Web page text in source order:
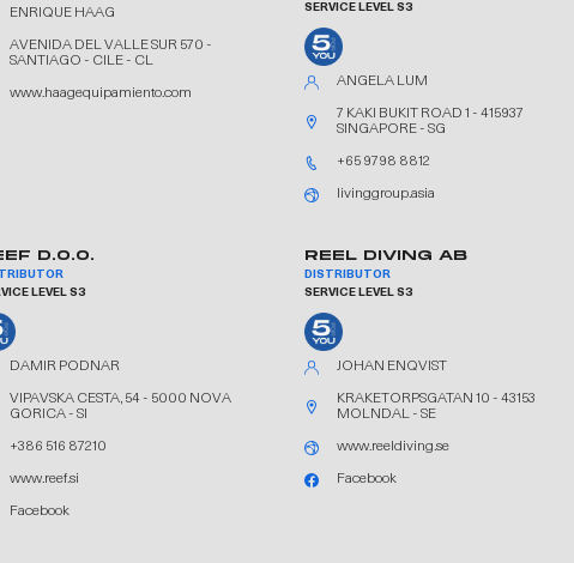
ENRIQUE HAAG
AVENIDA DEL VALLE SUR 570 -
SANTIAGO - CILE - CL
www.haagequipamiento.com
SERVICE LEVEL S3
ANGELA LUM
7 KAKI BUKIT ROAD 1 - 415937
SINGAPORE - SG
+65 9798 8812
livinggroup.asia
D.O.O.
LEVEL S3
DAMIR PODNAR
VIPAVSKA CESTA, 54 - 5000 NOVA
GORICA - SI
+386 516 87210
www.reef.si
Facebook
REEL DIVING AB
DISTRIBUTOR
SERVICE LEVEL S3
JOHAN ENQVIST
KRAKETORPSGATAN 10 - 43153
MOLNDAL - SE
www.reeldiving.se
Facebook